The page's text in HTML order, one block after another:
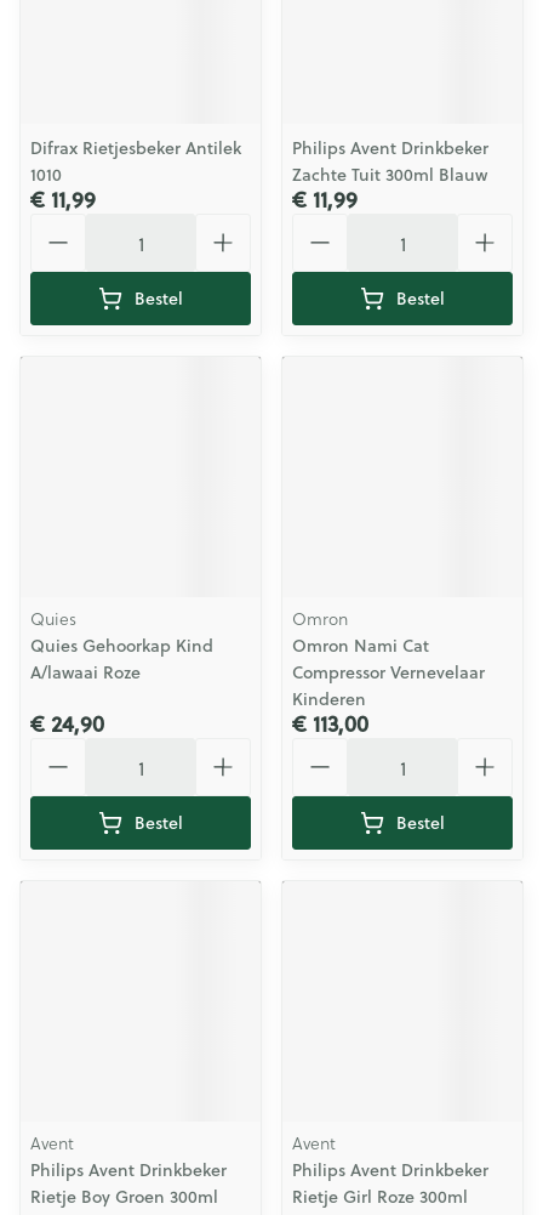
Difrax Rietjesbeker Antilek
1010
€ 11,99
Bestel
Philips Avent Drinkbeker
Zachte Tuit 300ml Blauw
€ 11,99
Bestel
Quies
Quies Gehoorkap Kind
A/lawaai Roze
€ 24,90
Bestel
Omron
Omron Nami Cat
Compressor Vernevelaar
Kinderen
€ 113,00
Bestel
Avent
Philips Avent Drinkbeker
Rietje Boy Groen 300ml
Avent
Philips Avent Drinkbeker
Rietje Girl Roze 300ml